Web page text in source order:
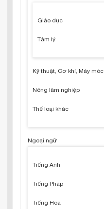
Giáo dục
Tâm lý
Kỹ thuật, Cơ khí, Máy móc
Nông lâm nghiệp
Thể loại khác
Ngoại ngữ
Tiếng Anh
Tiếng Pháp
Tiếng Hoa